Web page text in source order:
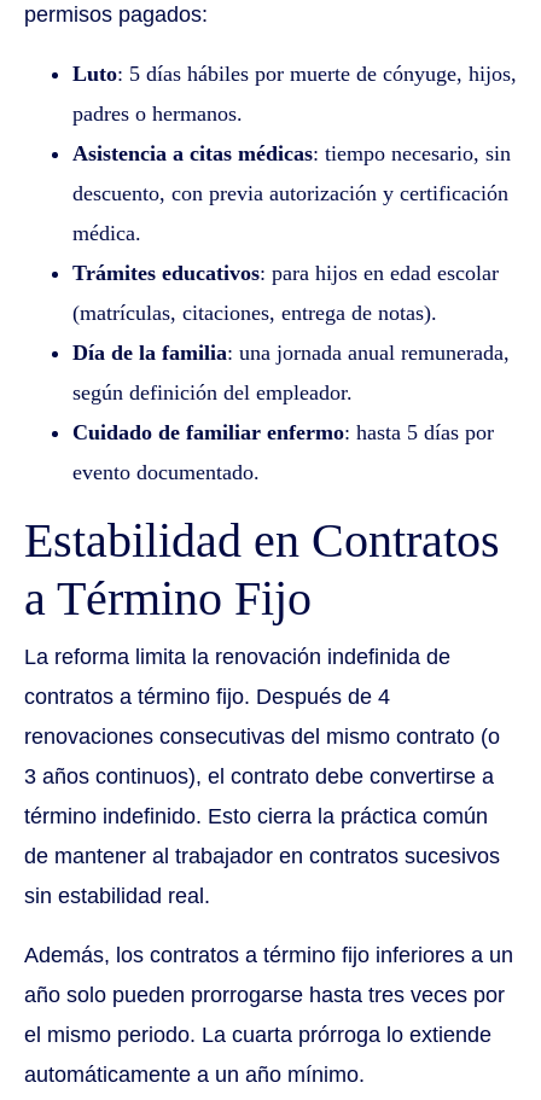
permisos pagados:
Luto: 5 días hábiles por muerte de cónyuge, hijos,
padres o hermanos.
Asistencia a citas médicas: tiempo necesario, sin
descuento, con previa autorización y certificación
médica.
Trámites educativos: para hijos en edad escolar
(matrículas, citaciones, entrega de notas).
Día de la familia: una jornada anual remunerada,
según definición del empleador.
Cuidado de familiar enfermo: hasta 5 días por
evento documentado.
Estabilidad en Contratos
a Término Fijo
La reforma limita la renovación indefinida de
contratos a término fijo. Después de 4
renovaciones consecutivas del mismo contrato (o
3 años continuos), el contrato debe convertirse a
término indefinido. Esto cierra la práctica común
de mantener al trabajador en contratos sucesivos
sin estabilidad real.
Además, los contratos a término fijo inferiores a un
año solo pueden prorrogarse hasta tres veces por
el mismo periodo. La cuarta prórroga lo extiende
automáticamente a un año mínimo.